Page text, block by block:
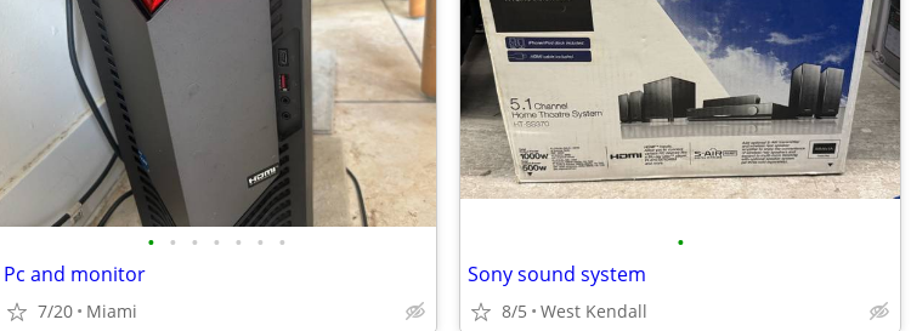
• • • • • • •
Pc and monitor
7/20 Miami
•
Sony sound system
8/5 West Kendall